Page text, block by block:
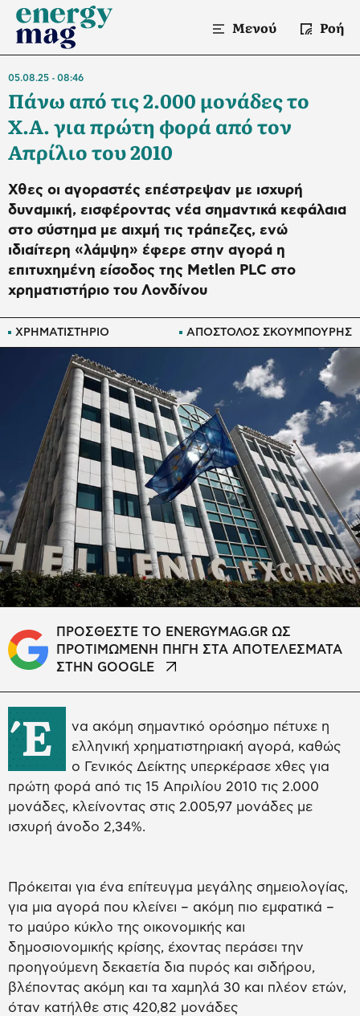
Μενού Ροή
ΧΡΗΜΑΤΙΣΤΗΡΙΟ ΑΠΟΣΤΟΛΟΣ ΣΚΟΥΜΠΟΥΡΗΣ
05.08.25 08:46
Πάνω από τις 2.000 μονάδες το
Χ.Α. για πρώτη φορά από τον
Απρίλιο του 2010
Χθες οι αγοραστές επέστρεψαν με ισχυρή
δυναμική, εισφέροντας νέα σημαντικά κεφάλαια
στο σύστημα με αιχμή τις τράπεζες, ενώ
ιδιαίτερη «λάμψη» έφερε στην αγορά η
επιτυχημένη είσοδος της Metlen PLC στο
χρηματιστήριο του Λονδίνου
ΠΡΟΣΘΕΣΤΕ ΤΟ ENERGYMAG.GR ΩΣ
ΠΡΟΤΙΜΩΜΕΝΗ ΠΗΓΗ ΣΤΑ ΑΠΟΤΕΛΕΣΜΑΤΑ
ΣΤΗΝ GOOGLE
Έ
να ακόμη σημαντικό ορόσημο πέτυχε η
ελληνική χρηματιστηριακή αγορά, καθώς
ο Γενικός Δείκτης υπερκέρασε χθες για
πρώτη φορά από τις 15 Απριλίου 2010 τις 2.000
μονάδες, κλείνοντας στις 2.005,97 μονάδες με
ισχυρή άνοδο 2,34%.
Πρόκειται για ένα επίτευγμα μεγάλης σημειολογίας,
για μια αγορά που κλείνει – ακόμη πιο εμφατικά –
το μαύρο κύκλο της οικονομικής και
δημοσιονομικής κρίσης, έχοντας περάσει την
προηγούμενη δεκαετία δια πυρός και σιδήρου,
βλέποντας ακόμη και τα χαμηλά 30 και πλέον ετών,
όταν κατήλθε στις 420,82 μονάδες